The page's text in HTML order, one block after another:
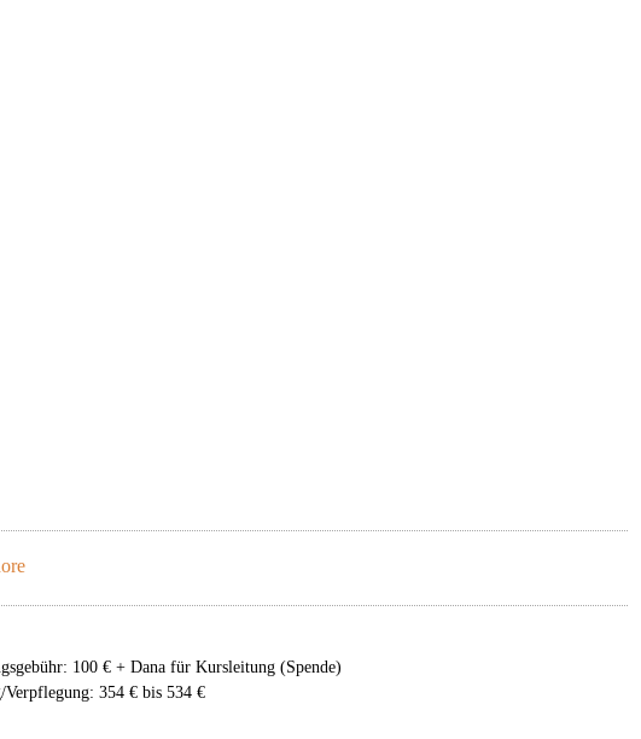
100 € + Dana für Kursleitung (Spende)
354 € bis 534 €